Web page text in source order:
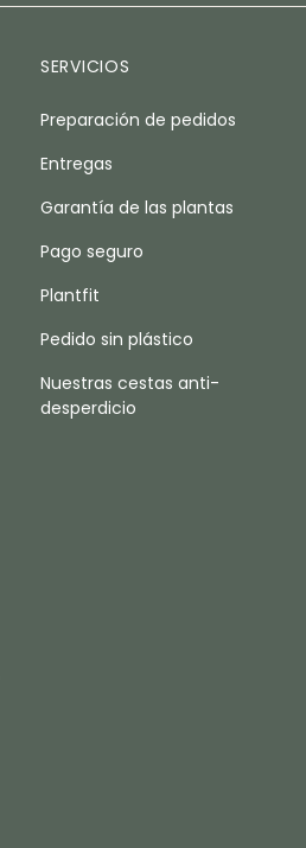
SERVICIOS
Preparación de pedidos
Entregas
Garantía de las plantas
Pago seguro
Plantfit
Pedido sin plástico
Nuestras cestas anti-
desperdicio